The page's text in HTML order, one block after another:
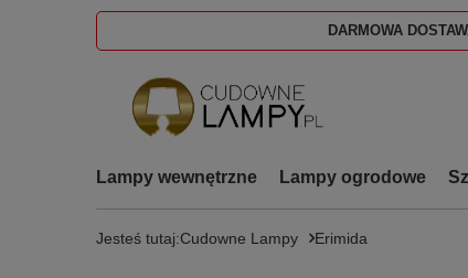
DARMOWA
Lampy wewnętrzne Lampy ogrodowe
Jesteś tutaj:Cudowne Lampy Erimida